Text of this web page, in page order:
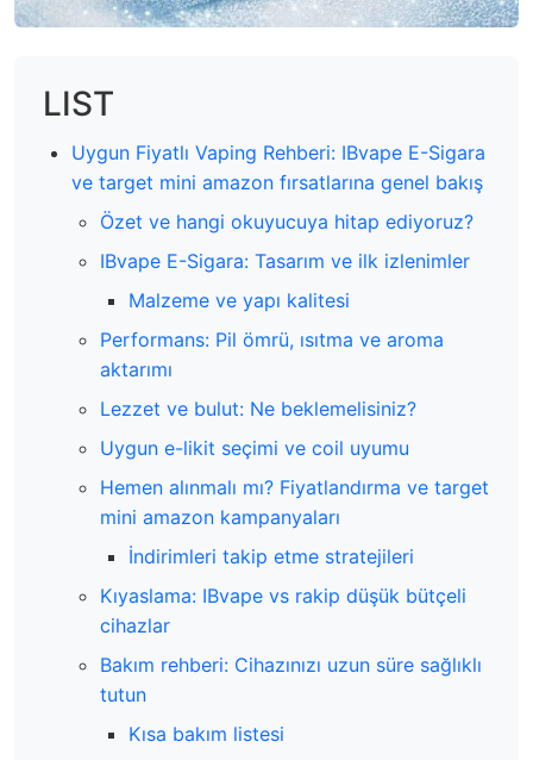
LIST
Uygun Fiyatlı Vaping Rehberi: IBvape E-Sigara
ve target mini amazon fırsatlarına genel bakış
Özet ve hangi okuyucuya hitap ediyoruz?
IBvape E-Sigara: Tasarım ve ilk izlenimler
Malzeme ve yapı kalitesi
Performans: Pil ömrü, ısıtma ve aroma
aktarımı
Lezzet ve bulut: Ne beklemelisiniz?
Uygun e-likit seçimi ve coil uyumu
Hemen alınmalı mı? Fiyatlandırma ve target
mini amazon kampanyaları
İndirimleri takip etme stratejileri
Kıyaslama: IBvape vs rakip düşük bütçeli
cihazlar
Bakım rehberi: Cihazınızı uzun süre sağlıklı
tutun
Kısa bakım listesi